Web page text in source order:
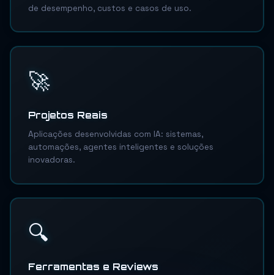
de desempenho, custos e casos de uso.
🚀
Projetos Reais
Aplicações desenvolvidas com IA: sistemas,
automações, agentes inteligentes e soluções
inovadoras.
🔍
Ferramentas e Reviews